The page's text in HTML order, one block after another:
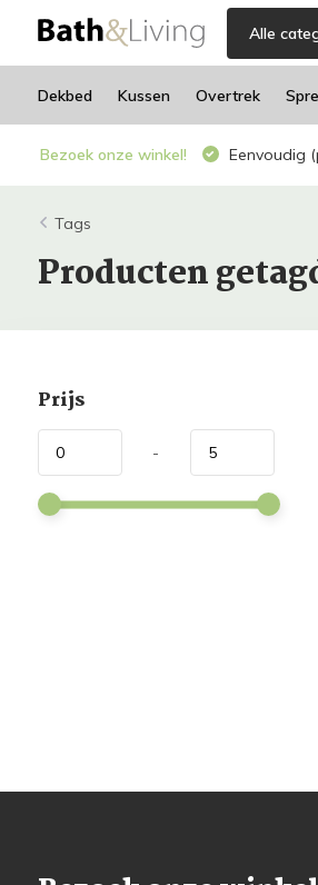
Alle
Dekbed Kussen Overtrek
Bezoek onze winkel! Eenvoudig
Tags
Producten
Prijs
-